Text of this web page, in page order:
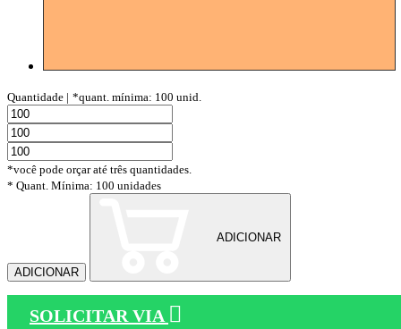
Quantidade | *quant. mínima: 100 unid.
*você pode orçar até três quantidades.
* Quant. Mínima: 100 unidades
ADICIONAR
ADICIONAR
SOLICITAR VIA